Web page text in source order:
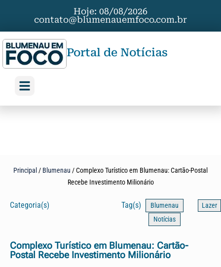
Hoje: 08/08/2026
contato@blumenauemfoco.com.br
Portal de Notícias
Principal / Blumenau /Complexo Turístico em Blumenau: Cartão-Postal
Recebe Investimento Milionário
Categoria(s) Tag(s)
Blumenau
Notícias
Lazer
Complexo Turístico em Blumenau: Cartão-
Postal Recebe Investimento Milionário